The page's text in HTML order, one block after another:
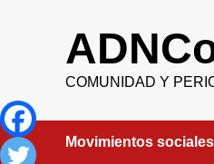
COMUNIDAD Y
Movimientos